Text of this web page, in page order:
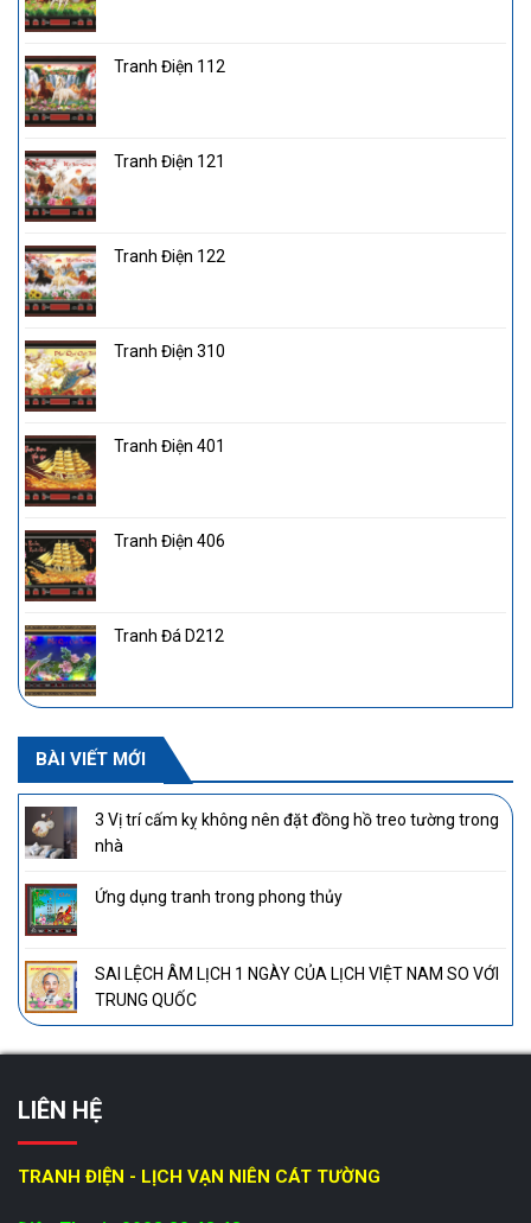
Tranh Điện 112
Tranh Điện 121
Tranh Điện 122
Tranh Điện 310
Tranh Điện 401
Tranh Điện 406
Tranh Đá D212
BÀI VIẾT MỚI
3 Vị trí cấm kỵ không nên đặt đồng hồ treo tường trong
nhà
Ứng dụng tranh trong phong thủy
SAI LỆCH ÂM LỊCH 1 NGÀY CỦA LỊCH VIỆT NAM SO VỚI
TRUNG QUỐC
LIÊN HỆ
TRANH ĐIỆN - LỊCH VẠN NIÊN CÁT TƯỜNG